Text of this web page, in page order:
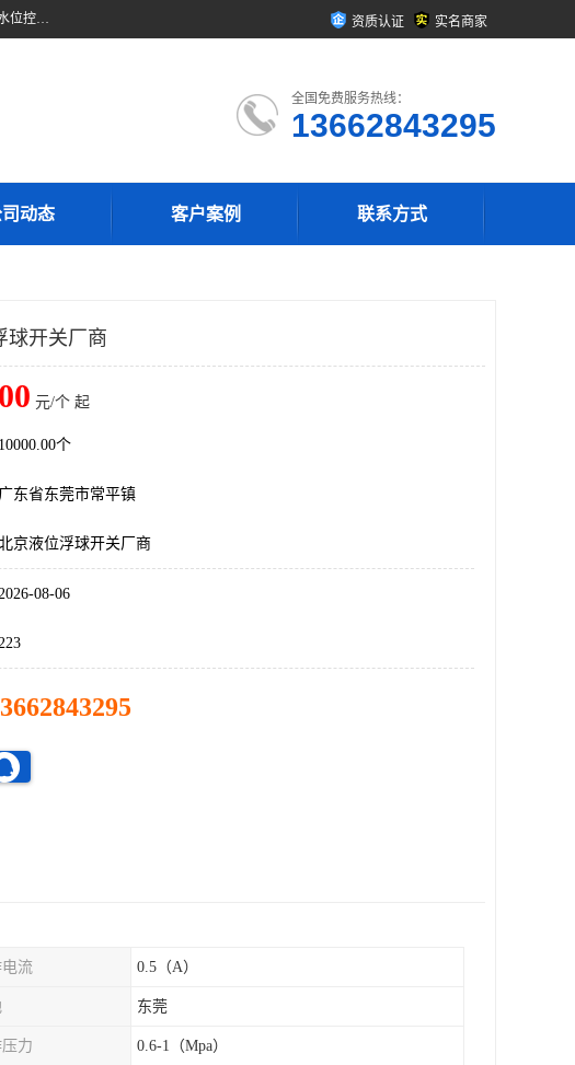
东莞市柏奥电子有限公司主要经营产品：浮球液位开关、油位传感器、机械式油表、浮球液位计、水位控制浮球阀、料位开关，水流开关、油水位控制配套仪表等。柏奥电子，您可信赖的合作伙伴 资质认证 实名商家
全国免费服务热线：
13662843295
动态 客户案例 联系方式
球开关厂商
元/个 起
10000.00个
广东省东莞市常平镇
京液位浮球开关厂商
08-06
流 0.5（A）
东莞
力 0.6-1（Mpa）